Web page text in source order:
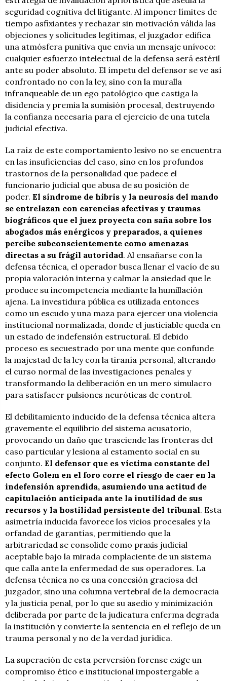
seguridad cognitiva del litigante. Al imponer límites de
tiempo asfixiantes y rechazar sin motivación válida las
objeciones y solicitudes legítimas, el juzgador edifica
una atmósfera punitiva que envía un mensaje unívoco:
cualquier esfuerzo intelectual de la defensa será estéril
ante su poder absoluto. El ímpetu del defensor se ve así
confrontado no con la ley, sino con la muralla
infranqueable de un ego patológico que castiga la
disidencia y premia la sumisión procesal, destruyendo
la confianza necesaria para el ejercicio de una tutela
judicial efectiva.
La raíz de este comportamiento lesivo no se encuentra
en las insuficiencias del caso, sino en los profundos
trastornos de la personalidad que padece el
funcionario judicial que abusa de su posición de
poder. El síndrome de hibris y la neurosis del mando
se entrelazan con carencias afectivas y traumas
biográficos que el juez proyecta con saña sobre los
abogados más enérgicos y preparados, a quienes
percibe subconscientemente como amenazas
directas a su frágil autoridad. Al ensañarse con la
defensa técnica, el operador busca llenar el vacío de su
propia valoración interna y calmar la ansiedad que le
produce su incompetencia mediante la humillación
ajena. La investidura pública es utilizada entonces
como un escudo y una maza para ejercer una violencia
institucional normalizada, donde el justiciable queda en
un estado de indefensión estructural. El debido
proceso es secuestrado por una mente que confunde
la majestad de la ley con la tiranía personal, alterando
el curso normal de las investigaciones penales y
transformando la deliberación en un mero simulacro
para satisfacer pulsiones neuróticas de control.
El debilitamiento inducido de la defensa técnica altera
gravemente el equilibrio del sistema acusatorio,
provocando un daño que trasciende las fronteras del
caso particular y lesiona al estamento social en su
conjunto. El defensor que es víctima constante del
efecto Golem en el foro corre el riesgo de caer en la
indefensión aprendida, asumiendo una actitud de
capitulación anticipada ante la inutilidad de sus
recursos y la hostilidad persistente del tribunal. Esta
asimetría inducida favorece los vicios procesales y la
orfandad de garantías, permitiendo que la
arbitrariedad se consolide como praxis judicial
aceptable bajo la mirada complaciente de un sistema
que calla ante la enfermedad de sus operadores. La
defensa técnica no es una concesión graciosa del
juzgador, sino una columna vertebral de la democracia
y la justicia penal, por lo que su asedio y minimización
deliberada por parte de la judicatura enferma degrada
la institución y convierte la sentencia en el reflejo de un
trauma personal y no de la verdad jurídica.
La superación de esta perversión forense exige un
compromiso ético e institucional impostergable a